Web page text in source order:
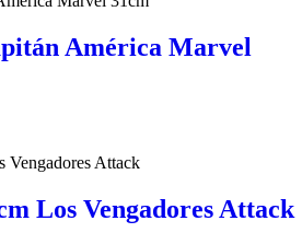
América Marvel
Los Vengadores Attack